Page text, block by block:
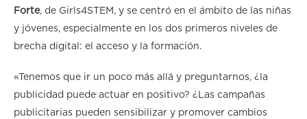
Forte, de Girls4STEM, y se centró en el ámbito de las niñas
y jóvenes, especialmente en los dos primeros niveles de
brecha digital: el acceso y la formación.
«Tenemos que ir un poco más allá y preguntarnos, ¿la
publicidad puede actuar en positivo? ¿Las campañas
publicitarias pueden sensibilizar y promover cambios